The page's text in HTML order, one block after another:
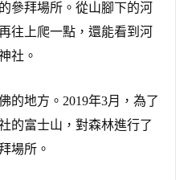
參拜場所。 從山腳下的河
往上爬一點，還能看到河
社。
的地方。 2019年3月，為了
的富士山，對森林進行了
場所。